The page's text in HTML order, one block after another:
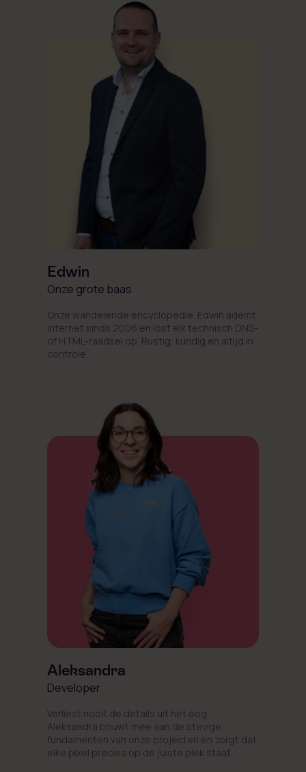
Edwin
Onze grote baas
Onze wandelende encyclopedie. Edwin ademt
internet sinds 2006 en lost elk technisch DNS-
of HTML-raadsel op. Rustig, kundig en altijd in
controle.
Aleksandra
Developer
Verliest nooit de details uit het oog.
Aleksandra bouwt mee aan de stevige
fundamenten van onze projecten en zorgt dat
elke pixel precies op de juiste plek staat.